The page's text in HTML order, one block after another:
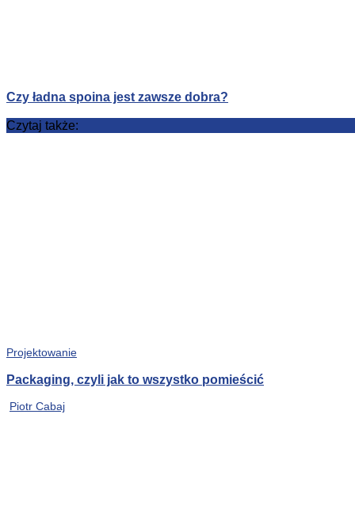
Czy ładna spoina jest zawsze dobra?
Czytaj także:
Projektowanie
Packaging, czyli jak to wszystko pomieścić
Piotr Cabaj